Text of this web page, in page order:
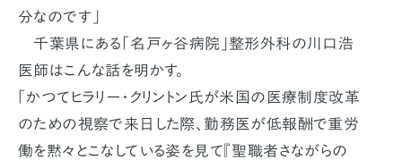
分なのです」
千葉県にある「名戸ヶ谷病院」整形外科の川口浩
医師はこんな話を明かす。
「かつてヒラリー・クリントン氏が米国の医療制度改革
のための視察で来日した際、勤務医が低報酬で重労
働を黙々とこなしている姿を見て『聖職者さながらの